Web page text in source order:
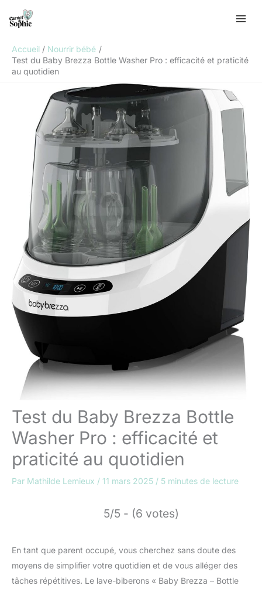
Accueil
Nourrir bébé
Test du Baby Brezza Bottle Washer Pro : efficacité et praticité
au quotidien
Test du Baby Brezza Bottle
Washer Pro : efficacité et
praticité au quotidien
Par Mathilde Lemieux / 11 mars 2025 / 5 minutes de lecture
5/5 - (6 votes)
En tant que parent occupé, vous cherchez sans doute des
moyens de simplifier votre quotidien et de vous alléger des
tâches répétitives. Le lave-biberons « Baby Brezza – Bottle
e
h
e